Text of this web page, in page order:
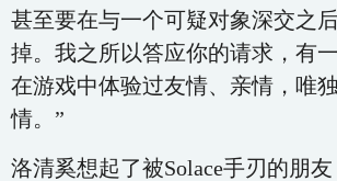
甚至要在与一个可疑对象深交之
掉。我之所以答应你的请求，有
在游戏中体验过友情、亲情，唯
情。”
洛清奚想起了被Solace手刃的朋